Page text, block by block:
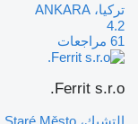
تركيا، ANKARA
4.2
61 مراجعات
Ferrit s.r.o.
التشيك، Staré Město